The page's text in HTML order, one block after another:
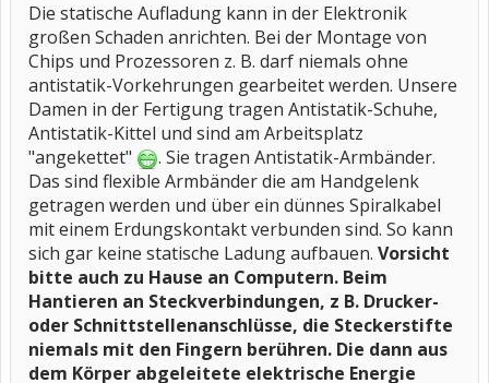
Die statische Aufladung kann in der Elektronik
großen Schaden anrichten. Bei der Montage von
Chips und Prozessoren z. B. darf niemals ohne
antistatik-Vorkehrungen gearbeitet werden. Unsere
Damen in der Fertigung tragen Antistatik-Schuhe,
Antistatik-Kittel und sind am Arbeitsplatz
"angekettet"
. Sie tragen Antistatik-Armbänder.
Das sind flexible Armbänder die am Handgelenk
getragen werden und über ein dünnes Spiralkabel
mit einem Erdungskontakt verbunden sind. So kann
sich gar keine statische Ladung aufbauen. Vorsicht
bitte auch zu Hause an Computern. Beim
Hantieren an Steckverbindungen, z B. Drucker-
oder Schnittstellenanschlüsse, die Steckerstifte
niemals mit den Fingern berühren. Die dann aus
dem Körper abgeleitete elektrische Energie